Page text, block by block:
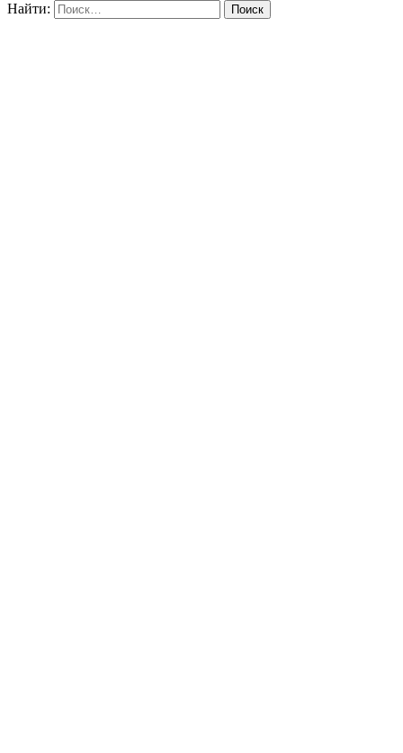
Найти: